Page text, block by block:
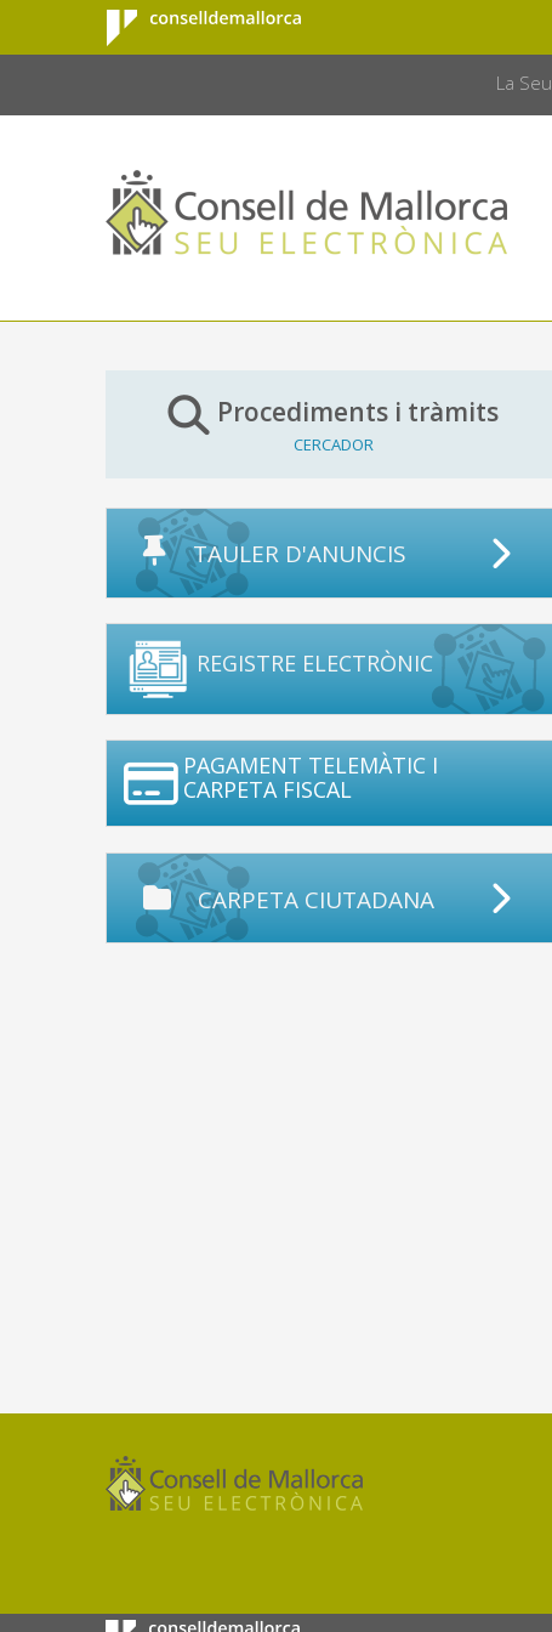
Salta al contingut principal
Consell de
Mallorca
La Seu
Procediments i tràmits
CERCADOR
TAULER D'ANUNCIS
REGISTRE ELECTRÒNIC
PAGAMENT TELEMÀTIC I
CARPETA FISCAL
CARPETA CIUTADANA